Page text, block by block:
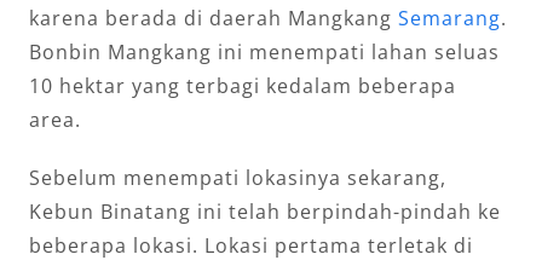
karena berada di daerah Mangkang Semarang.
Bonbin Mangkang ini menempati lahan seluas
10 hektar yang terbagi kedalam beberapa
area.
Sebelum menempati lokasinya sekarang,
Kebun Binatang ini telah berpindah-pindah ke
beberapa lokasi. Lokasi pertama terletak di